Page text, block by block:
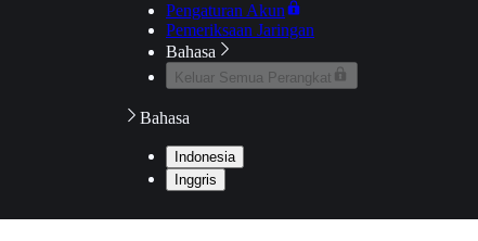
Pengaturan Akun
Pemeriksaan Jaringan
Bahasa
Keluar Semua Perangkat
Bahasa
Indonesia
Inggris